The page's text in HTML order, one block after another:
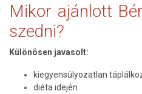
Mikor ajánlott
szedni?
Különösen javasolt:
kiegyensúlyozatlan
diéta idején